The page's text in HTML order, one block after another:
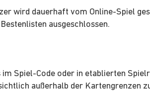
wird dauerhaft vom Online-Spiel
ausgeschlossen.
Spiel-Code oder in etablierten
außerhalb der Kartengrenzen